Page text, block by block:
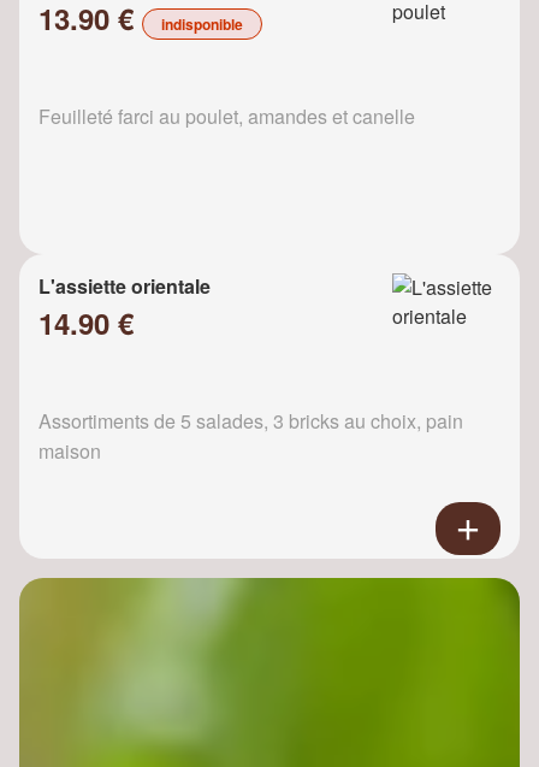
13.90 € indisponible
Feuilleté farci au poulet, amandes et canelle
L'assiette orientale
14.90 €
Assortiments de 5 salades, 3 bricks au choix, pain
maison